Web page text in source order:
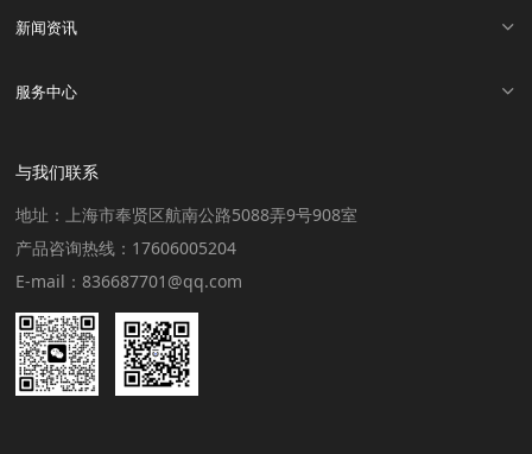
新闻资讯
服务中心
与我们联系
地址：上海市奉贤区航南公路5088弄9号908室
产品咨询热线：17606005204
E-mail：836687701@qq.com